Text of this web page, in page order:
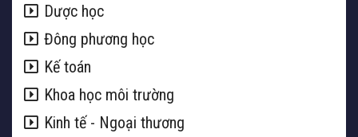
Dược học
Đông phương học
Kế toán
Khoa học môi trường
Kinh tế - Ngoại thương